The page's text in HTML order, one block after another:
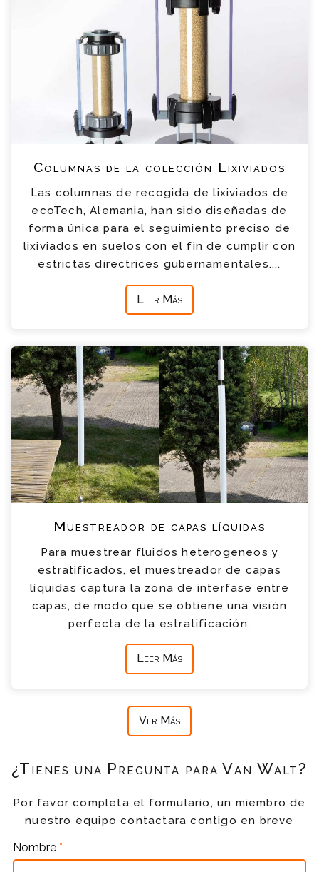
Columnas de la colección Lixiviados
Las columnas de recogida de lixiviados de
ecoTech, Alemania, han sido diseñadas de
forma única para el seguimiento preciso de
lixiviados en suelos con el fin de cumplir con
estrictas directrices gubernamentales....
Leer Más
Muestreador de capas líquidas
Para muestrear fluidos heterogeneos y
estratificados, el muestreador de capas
líquidas captura la zona de interfase entre
capas, de modo que se obtiene una visión
perfecta de la estratificación.
Leer Más
Ver Más
¿Tienes una Pregunta para Van Walt?
Por favor completa el formulario, un miembro de
nuestro equipo contactara contigo en breve
Nombre *